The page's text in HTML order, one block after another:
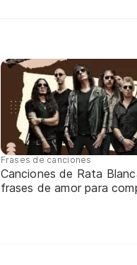
Frases de canciones
Canciones de Rata
frases de amor para